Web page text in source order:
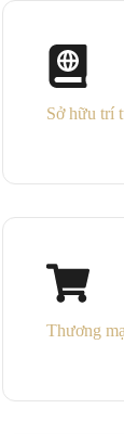
Sở hữu trí
Thương